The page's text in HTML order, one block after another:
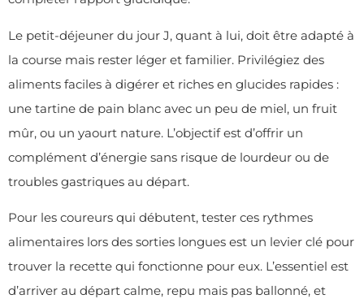
Le petit-déjeuner du jour J, quant à lui, doit être adapté à
la course mais rester léger et familier. Privilégiez des
aliments faciles à digérer et riches en glucides rapides :
une tartine de pain blanc avec un peu de miel, un fruit
mûr, ou un yaourt nature. L’objectif est d’offrir un
complément d’énergie sans risque de lourdeur ou de
troubles gastriques au départ.
Pour les coureurs qui débutent, tester ces rythmes
alimentaires lors des sorties longues est un levier clé pour
trouver la recette qui fonctionne pour eux. L’essentiel est
d’arriver au départ calme, repu mais pas ballonné, et